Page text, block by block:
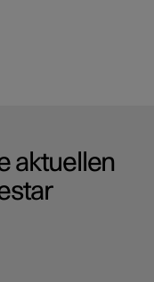
aktuellen